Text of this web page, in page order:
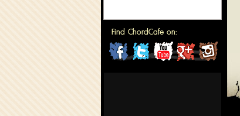
Find ChordCafe on:
ChordCafeChordCafeChordCafeChordCafe